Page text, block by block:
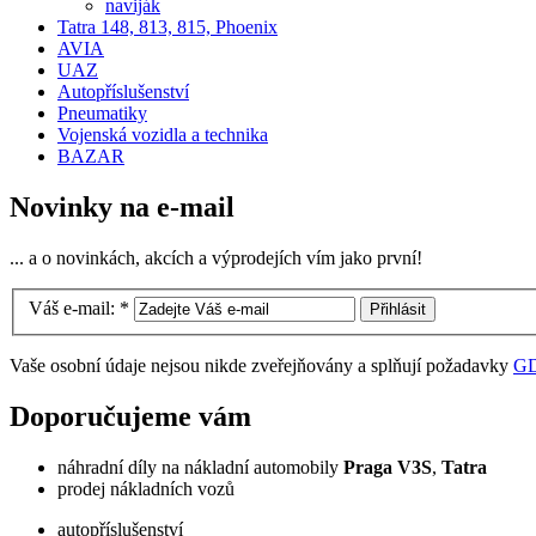
naviják
Tatra 148, 813, 815, Phoenix
AVIA
UAZ
Autopříslušenství
Pneumatiky
Vojenská vozidla a technika
BAZAR
Novinky na e-mail
... a o novinkách, akcích a výprodejích vím jako první!
Váš e-mail: *
Vaše osobní údaje nejsou nikde zveřejňovány a splňují požadavky
Doporučujeme vám
náhradní díly na nákladní automobily Praga V3S, Tatra
prodej nákladních vozů
autopříslušenství